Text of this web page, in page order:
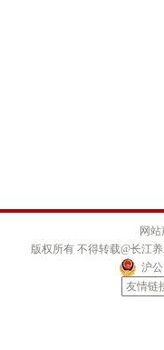
网
版权所有 不得转载@长江
沪公